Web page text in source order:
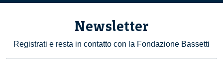
Newsletter
Registrati e resta in contatto con la Fondazione Bassetti